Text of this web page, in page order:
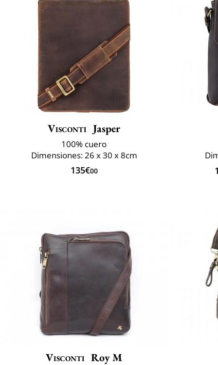
Visconti Jasper
100% cuero
Dimensiones: 26 x 30 x 8cm
135€00
Visconti Roy M